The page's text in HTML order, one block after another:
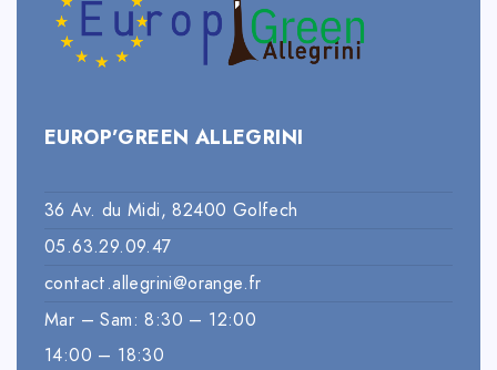
EUROP’GREEN ALLEGRINI
36 Av. du Midi, 82400 Golfech
05.63.29.09.47
contact.allegrini@orange.fr
Mar – Sam: 8:30 – 12:00
14:00 – 18:30